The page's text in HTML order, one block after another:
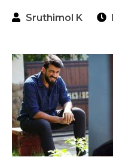
Sruthimol K